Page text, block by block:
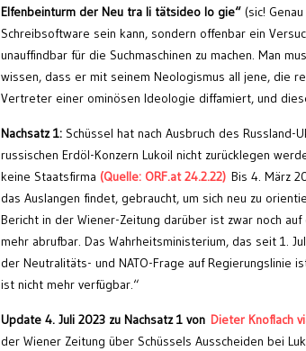
Elfenbeinturm der Neu tra li tätsideo lo gie“ (sic!
Schreibsoftware sein kann, sondern offenbar ein
unauffindbar für die Suchmaschinen zu machen. Man
wissen, dass er mit seinem Neologismus all jene, die
Vertreter einer ominösen Ideologie diffamiert, und
Nachsatz 1: Schüssel hat nach Ausbruch des
russischen Erdöl-Konzern Lukoil nicht zurücklegen
keine Staatsfirma (Quelle: ORF.at 24.2.22) Bis 4. März
das Auslangen findet, gebraucht, um sich neu zu
Bericht in der Wiener-Zeitung darüber ist zwar noch
mehr abrufbar. Das Wahrheitsministerium, das seit 1.
der Neutralitäts- und NATO-Frage auf Regierungslinie
ist nicht mehr verfügbar.“
Update 4. Juli 2023 zu Nachsatz 1 von Dieter Knoflach
der Wiener Zeitung über Schüssels Ausscheiden bei